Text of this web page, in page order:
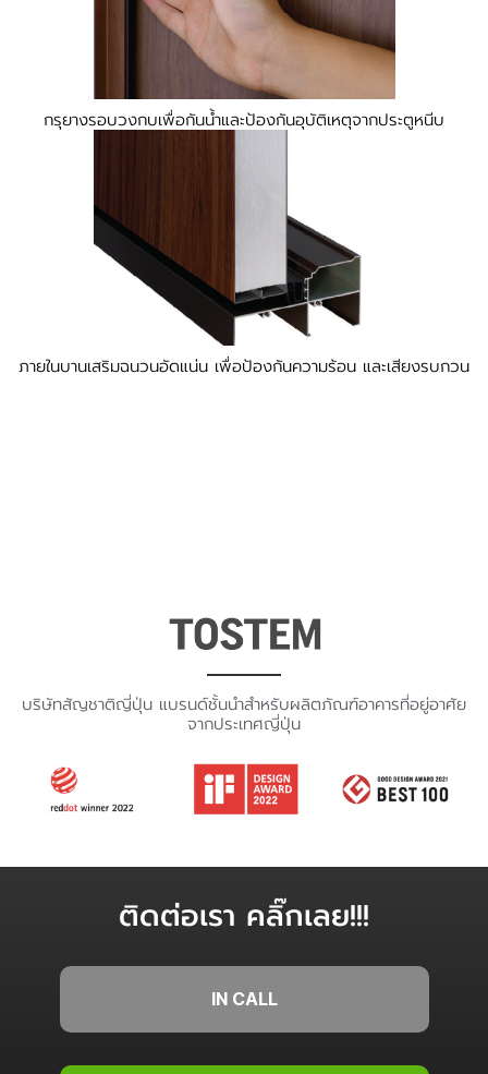
กรุยางรอบวงกบเพื่อกันน้ำและป้องกันอุบัติเหตุจากประตูหนีบ
ภายในบานเสริมฉนวนอัดแน่น เพื่อป้องกันความร้อน และเสียงรบกวน
บริษัทสัญชาติญี่ปุ่น แบรนด์ชั้นนำสำหรับผลิตภัณฑ์อาคารที่อยู่อาศัย
จากประเทศญี่ปุ่น
ติดต่อเรา คลิ๊กเลย!!!
IN CALL